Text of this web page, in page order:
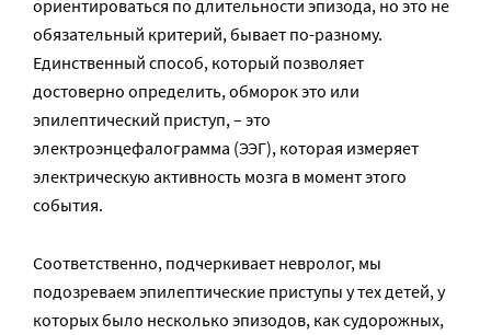
ориентироваться по длительности эпизода, но это не
обязательный критерий, бывает по-разному.
Единственный способ, который позволяет
достоверно определить, обморок это или
эпилептический приступ, – это
электроэнцефалограмма (ЭЭГ), которая измеряет
электрическую активность мозга в момент этого
события.
Соответственно, подчеркивает невролог, мы
подозреваем эпилептические приступы у тех детей, у
которых было несколько эпизодов, как судорожных,